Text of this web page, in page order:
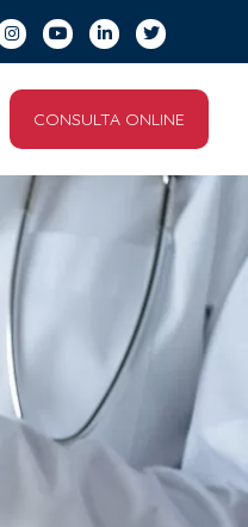
CONSULTA ONLINE